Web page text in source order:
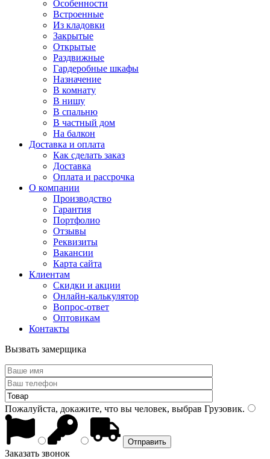
Особенности
Встроенные
Из кладовки
Закрытые
Открытые
Раздвижные
Гардеробные шкафы
Назначение
В комнату
В нишу
В спальню
В частный дом
На балкон
Доставка и оплата
Как сделать заказ
Доставка
Оплата и рассрочка
О компании
Производство
Гарантия
Портфолио
Отзывы
Реквизиты
Вакансии
Карта сайта
Клиентам
Скидки и акции
Онлайн-калькулятор
Вопрос-ответ
Оптовикам
Контакты
Вызвать замерщика
Пожалуйста, докажите, что вы человек, выбрав Грузовик.
Заказать звонок